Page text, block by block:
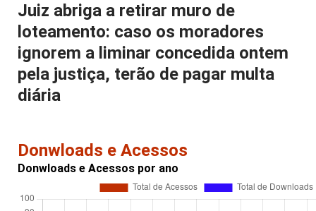
Juiz abriga a retirar muro de
loteamento: caso os moradores
ignorem a liminar concedida ontem
pela justiça, terão de pagar multa
diária
Donwloads e Acessos
Donwloads e Acessos por ano